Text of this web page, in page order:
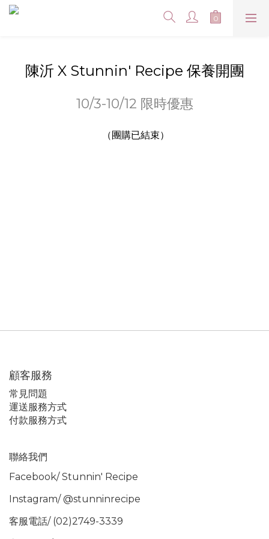
陳沂 X Stunnin' Recipe 保養開團
10/3-10/12 限時優惠
（團購已結束）
顧客服務
常見問題
運送服務方式
付款服務方式
聯絡我們
Facebook/Stunnin' Recipe
Instagram/@stunninrecipe
客服電話/ (02)2749-3339